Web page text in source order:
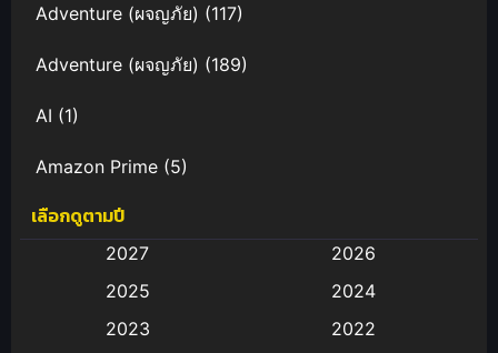
Adventure (ผจญภัย) (117)
Adventure (ผจญภัย) (189)
AI (1)
Amazon Prime (5)
Anal (ประตูหลัง)
Animation การ์ตูน
เลือกดูตามปี
2027
2026
2025
2024
2023
2022